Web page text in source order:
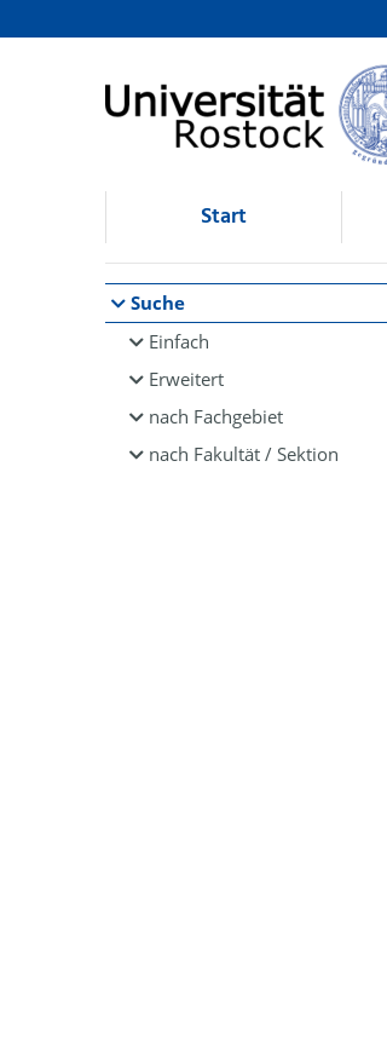
Browsen
direkt zum Inhalt
Start
Suche
Einfach
Erweitert
nach Fachgebiet
nach Fakultät / Sektion